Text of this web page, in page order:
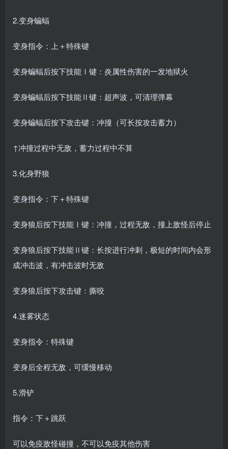
2.变身蝙蝠
变身指令：上＋特殊键
变身蝙蝠后按下技能Ⅰ键：炎属性伤害的一发地狱火
变身蝙蝠后按下技能Ⅱ键：超声波，可清理弹幕
变身蝙蝠后按下攻击键：冲撞（可长按攻击蓄力）
↑冲撞过程中无敌，蓄力过程中不算
3.化身野狼
变身指令：下＋特殊键
变身狼后按下技能Ⅰ键：冲撞，过程无敌，撞上敌怪后停止
变身狼后按下技能Ⅱ键：长按进行冲刺，极短的时间内会形
成冲击波，有冲击波时无敌
变身狼后按下攻击键：撕咬
4.迷雾状态
变身指令：特殊键
变身后全程无敌，可缓慢移动
5.滑铲
指令：下＋跳跃
可以免疫敌怪碰撞，不可以免疫其他伤害